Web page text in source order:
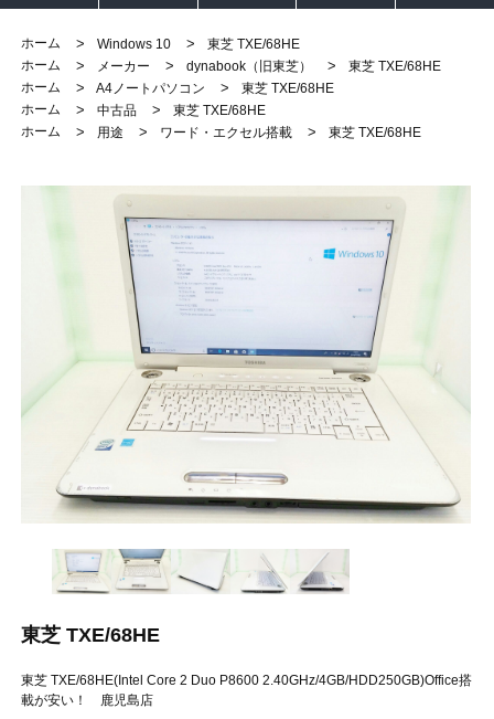
ホーム > Windows 10 >
東芝 TXE/68HE
ホーム
> メーカー > dynabook（旧東芝） >
東芝 TXE/68HE
ホーム
> A4ノートパソコン >
東芝 TXE/68HE
ホーム
> 中古品 >
東芝 TXE/68HE
ホーム
> 用途 > ワード・エクセル搭載 > 東芝 TXE/68HE
東芝 TXE/68HE
東芝 TXE/68HE(Intel Core 2 Duo P8600 2.40GHz/4GB/HDD250GB)Office搭
載が安い！ 鹿児島店